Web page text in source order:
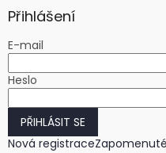
Přihlášení
E-mail
Heslo
PŘIHLÁSIT SE
Nová registrace